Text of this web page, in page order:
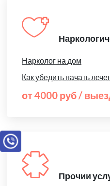
Нарколог на дом
Как убедить начать
от 4000 руб /
Прочии